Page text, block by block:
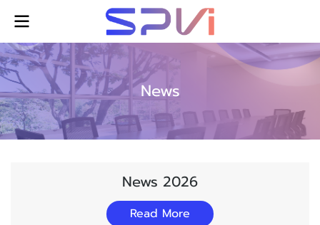
News
News 2026
Read More